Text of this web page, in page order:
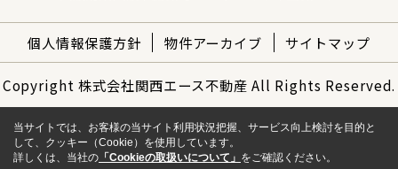
個人情報保護方針 物件アーカイブ サイトマップ
Copyright 株式会社関西エース不動産 All Rights Reserved.
当サイトでは、お客様の当サイト利用状況把握、サービス向上検討を目的と
して、クッキー（Cookie）を使用しています。
詳しくは、当社の 「Cookieの取扱いについて」 をご確認ください。